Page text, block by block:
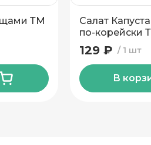
ТМ
Салат
по-корейски
гр
1 шт
129 ₽
В
адрес